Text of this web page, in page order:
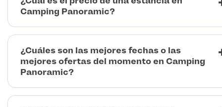
Camping Panoramic?
¿Cuáles son las mejores fechas o las
mejores ofertas del momento en Camping
Panoramic?